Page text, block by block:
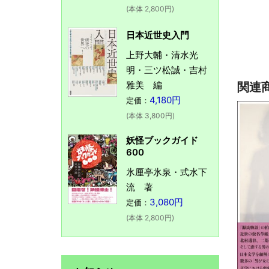
関連
(本体 2,800円)
日本近世史入門
上野大輔・清水光
明・三ツ松誠・吉村
雅美 編
定価： 4,180円
(本体 3,800円)
妖怪ブックガイド
600
氷厘亭氷泉・式水下
流 著
定価： 3,080円
(本体 2,800円)